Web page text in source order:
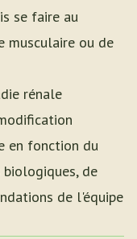
se faire au
musculaire ou de
rénale
en fonction du
de
de l'équipe